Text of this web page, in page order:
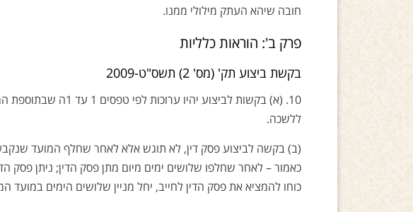
חובה שיהא העתק מילולי ממנו.
פרק ב': הוראות כלליות
בקשת ביצוע תק' (מס' 2) תשס"ט-2009
10. (א) בקשות לביצוע יהיו
ללשכה.
(ב) בקשה לביצוע פסק דין, לא תוגש אלא לאחר שחלף המועד
כאמור – לאחר שחלפו שלושים ימים מיום מתן פסק הדין; ניתן פסק
כוחו להמציא את פסק הדין לחייב, יחל מניין שלושים הימים במועד